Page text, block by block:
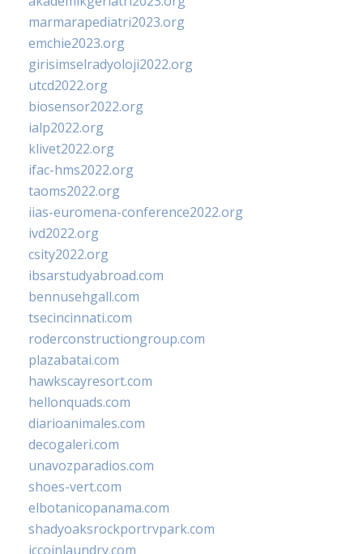
marmarapediatri2023.org
emchie2023.org
girisimselradyoloji2022.org
utcd2022.org
biosensor2022.org
ialp2022.org
klivet2022.org
ifac-hms2022.org
taoms2022.org
iias-euromena-conference2022.org
ivd2022.org
csity2022.org
ibsarstudyabroad.com
bennusehgall.com
tsecincinnati.com
roderconstructiongroup.com
plazabatai.com
hawkscayresort.com
hellonquads.com
diarioanimales.com
decogaleri.com
unavozparadios.com
shoes-vert.com
elbotanicopanama.com
shadyoaksrockportrvpark.com
jccoinlaundry.com